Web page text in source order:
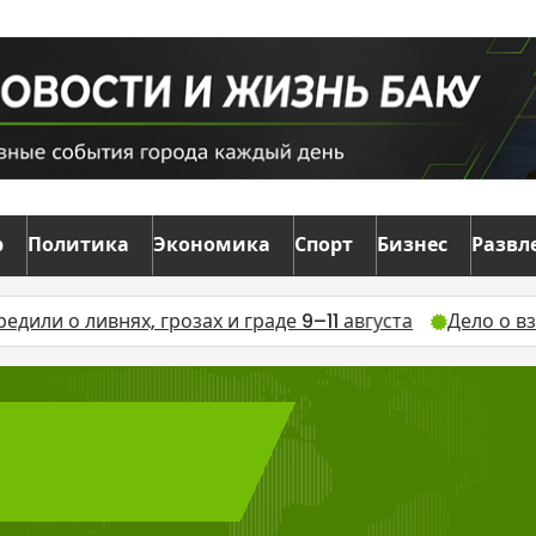
Политика Экономика Спорт Бизнес
грозах и граде 9–11 августа Дело о взятках в